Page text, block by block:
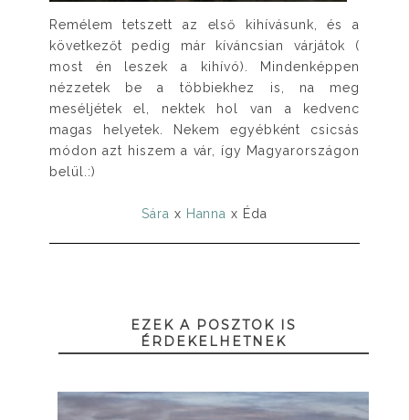
Remélem tetszett az első kihívásunk, és a
következőt pedig már kíváncsian várjátok (
most én leszek a kihívó). Mindenképpen
nézzetek be a többiekhez is, na meg
meséljétek el, nektek hol van a kedvenc
magas helyetek. Nekem egyébként csicsás
módon azt hiszem a vár, így Magyarországon
belül.:)
Sára x Hannax Éda
EZEK A POSZTOK IS
ÉRDEKELHETNEK